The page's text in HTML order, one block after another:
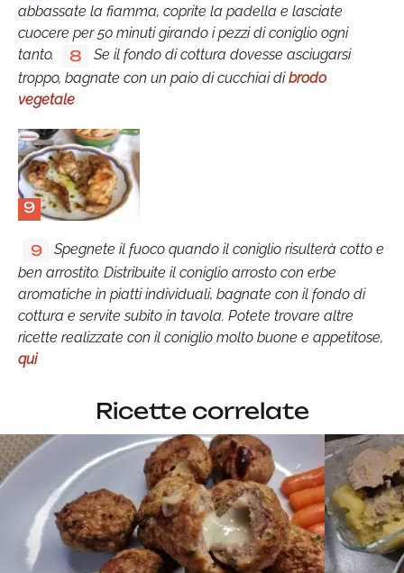
abbassate la fiamma, coprite la padella e lasciate
cuocere per 50 minuti girando i pezzi di coniglio ogni
tanto.
8
Se il fondo di cottura dovesse asciugarsi
troppo, bagnate con un paio di cucchiai dibrodo
vegetale
9
9
Spegnete il fuoco quando il coniglio risulterà cotto e
ben arrostito. Distribuite il coniglio arrosto con erbe
aromatiche in piatti individuali, bagnate con il fondo di
cottura e servite subito in tavola. Potete trovare altre
ricette realizzate con il coniglio molto buone e appetitose,
qui
Ricette correlate